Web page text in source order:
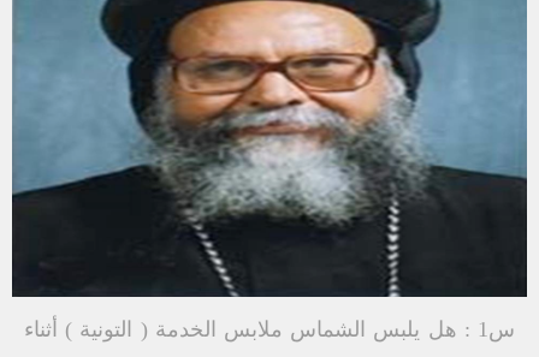
س1 : هل يلبس الشماس ملابس الخدمة ( التونية ) أثناء